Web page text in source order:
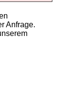
Anfrage.